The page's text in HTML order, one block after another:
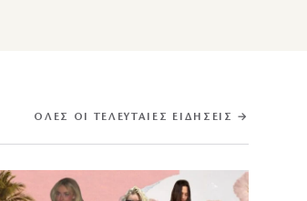
ΌΛΕΣ ΟΙ ΤΕΛΕΥΤΑΊΕΣ ΕΙΔΉΣΕΙΣ →